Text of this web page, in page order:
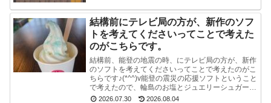
結構前にテレビ局の方が、新作のソフ
トを考えてくださいってことで考えた
のがこちらです。
結構前、能登の地震の時、にテレビ局の方が、新作
のソフトを考えてくださいってことで考えたのがこ
ちらです♪(*^^)v能登の震災の応援ソフトということ
で考えたので、輪島のお塩とジュエリーシュガーを
使い、海をイメージした水色のスマイルソフトを作
2026.07.30 2026.08.04